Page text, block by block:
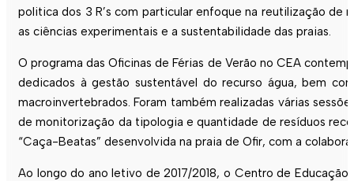
politica dos 3 R’s com particular enfoque na reutilização de
as ciências experimentais e a sustentabilidade das praias.
O programa das Oficinas de Férias de Verão no CEA
dedicados à gestão sustentável do recurso água, bem
macroinvertebrados. Foram também realizadas várias
de monitorização da tipologia e quantidade de resíduos
“Caça-Beatas” desenvolvida na praia de Ofir, com a
Ao longo do ano letivo de 2017/2018, o Centro de